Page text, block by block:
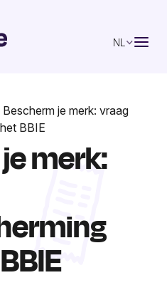
NL
Bescherm je merk: vraag
BBIE
merk: